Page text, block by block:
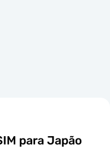
para Japão